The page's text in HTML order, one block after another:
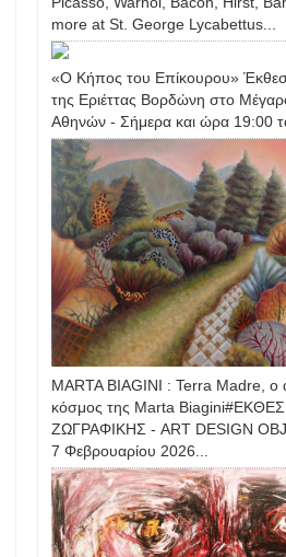
more at St. George Lycabettus...
«Ο Κήπος του Επίκουρου»
της Εριέττας Βορδώνη στο
Αθηνών - Σήμερα και ώρα 19:00 τα
MARTA BIAGINI : Terra Madre, ο
κόσμος της Marta
ΖΩΓΡΑΦΙΚΗΣ - ART DESIGN
7 Φεβρουαρίου 2026...